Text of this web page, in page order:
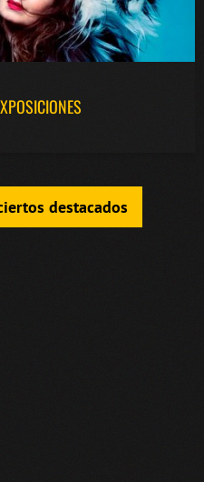
destacados